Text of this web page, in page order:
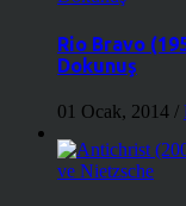
Rio Bravo
Dokunuş
01 Ocak, 2014 /